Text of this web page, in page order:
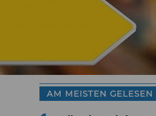
AM MEISTEN GELESEN